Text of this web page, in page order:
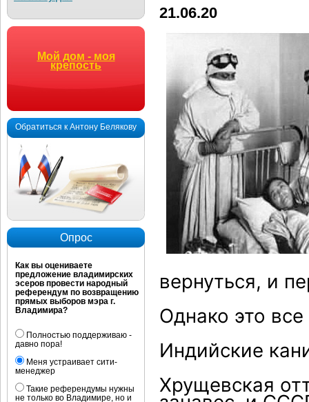
Мой дом - моя
крепость
Обратиться к Антону Белякову
Опрос
Как вы оцениваете
предложение владимирских
эсеров провести народный
референдум по возвращению
прямых выборов мэра г.
Владимира?
Полностью поддерживаю -
давно пора!
Меня устраивает сити-
менеджер
Такие референдумы нужны
не только во Владимире, но и
21.06.20
вернуться, и
Однако это
Индийские
Хрущевская